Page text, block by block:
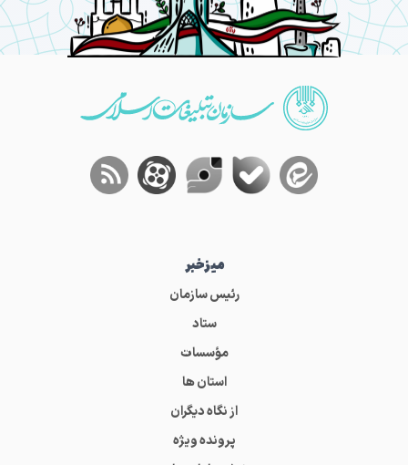
میز‌خبر
رئیس سازمان
ستاد
مؤسسات
استان ها
از نگاه دیگران
پرونده ویژه